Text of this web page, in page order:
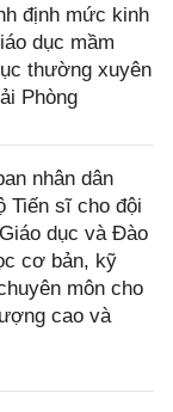
định mức kinh
dục mầm
thường xuyên
Phòng
nhân dân
Tiến sĩ cho đội
dục và Đào
cơ bản, kỹ
môn cho
cao và